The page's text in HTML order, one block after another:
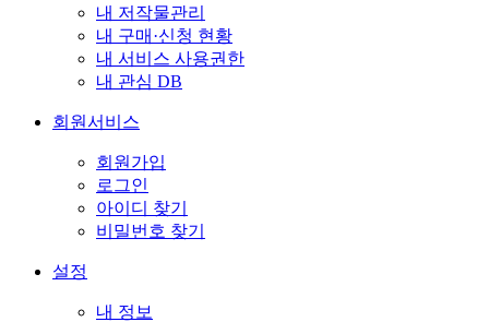
내 저작물관리
내 구매·신청 현황
내 서비스 사용권한
내 관심 DB
회원서비스
회원가입
로그인
아이디 찾기
비밀번호 찾기
설정
내 정보